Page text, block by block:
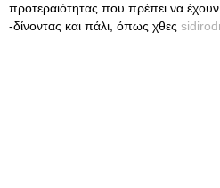
προτεραιότητας που πρέπει να
-δίνοντας και πάλι, όπως χθες